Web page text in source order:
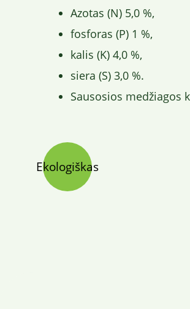
Azotas (N) 5,0 %,
fosforas (P) 1 %,
kalis (K) 4,0 %,
siera (S) 3,0 %.
Sausosios medžiagos
Ekologiškas